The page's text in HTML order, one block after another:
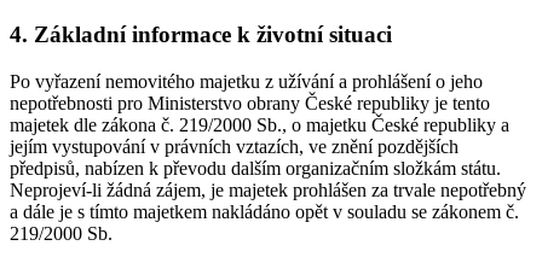
4. Základní informace k životní situaci
Po vyřazení nemovitého majetku z užívání a prohlášení o jeho
nepotřebnosti pro Ministerstvo obrany České republiky je tento
majetek dle zákona č. 219/2000 Sb., o majetku České republiky a
jejím vystupování v právních vztazích, ve znění pozdějších
předpisů, nabízen k převodu dalším organizačním složkám státu.
Neprojeví-li žádná zájem, je majetek prohlášen za trvale nepotřebný
a dále je s tímto majetkem nakládáno opět v souladu se zákonem č.
219/2000 Sb.